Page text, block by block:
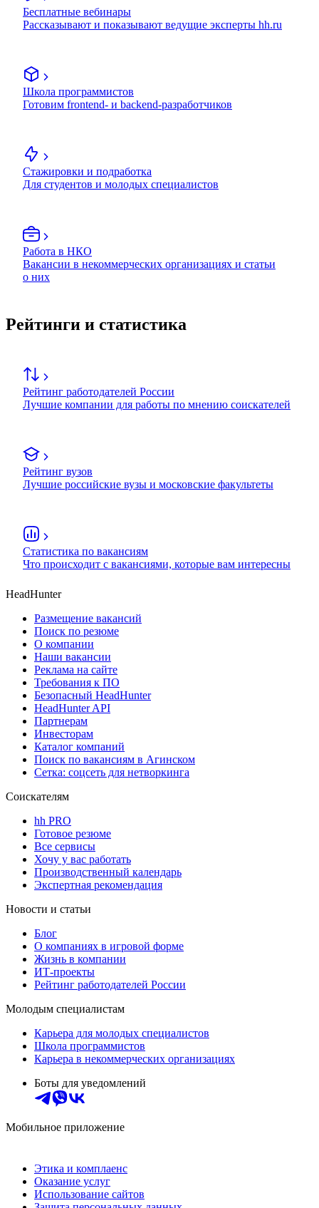
Бесплатные вебинары
Рассказывают и показывают ведущие эксперты hh.ru
Школа программистов
Готовим frontend- и backend-разработчиков
Стажировки и подработка
Для студентов и молодых специалистов
Работа в НКО
Вакансии в некоммерческих организациях и статьи
о них
Рейтинги и статистика
Рейтинг работодателей России
Лучшие компании для работы по мнению соискателей
Рейтинг вузов
Лучшие российские вузы и московские факультеты
Статистика по вакансиям
Что происходит с вакансиями, которые вам интересны
HeadHunter
Размещение вакансий
Поиск по резюме
О компании
Наши вакансии
Реклама на сайте
Требования к ПО
Безопасный HeadHunter
HeadHunter API
Партнерам
Инвесторам
Каталог компаний
Поиск по вакансиям в Агинском
Сетка: соцсеть для нетворкинга
Соискателям
hh PRO
Готовое резюме
Все сервисы
Хочу у вас работать
Производственный календарь
Экспертная рекомендация
Новости и статьи
Блог
О компаниях в игровой форме
Жизнь в компании
ИТ-проекты
Рейтинг работодателей России
Молодым специалистам
Карьера для молодых специалистов
Школа программистов
Карьера в некоммерческих организациях
Боты для уведомлений
Мобильное приложение
Этика и комплаенс
Оказание услуг
Использование сайтов